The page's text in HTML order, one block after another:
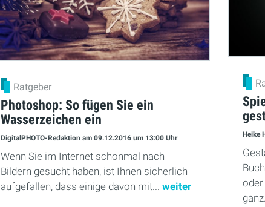
Ratgeber
Photoshop: So fügen Sie ein
Wasserzeichen ein
DigitalPHOTO-Redaktion am 09.12.2016 um 13:00 Uhr
Wenn Sie im Internet schonmal nach
Bildern gesucht haben, ist Ihnen sicherlich
aufgefallen, dass einige davon mit... weiter
Heike
oder